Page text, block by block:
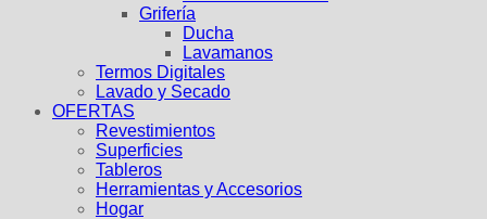
Grifería
Ducha
Lavamanos
Termos Digitales
Lavado y Secado
OFERTAS
Revestimientos
Superficies
Tableros
Herramientas y Accesorios
Hogar